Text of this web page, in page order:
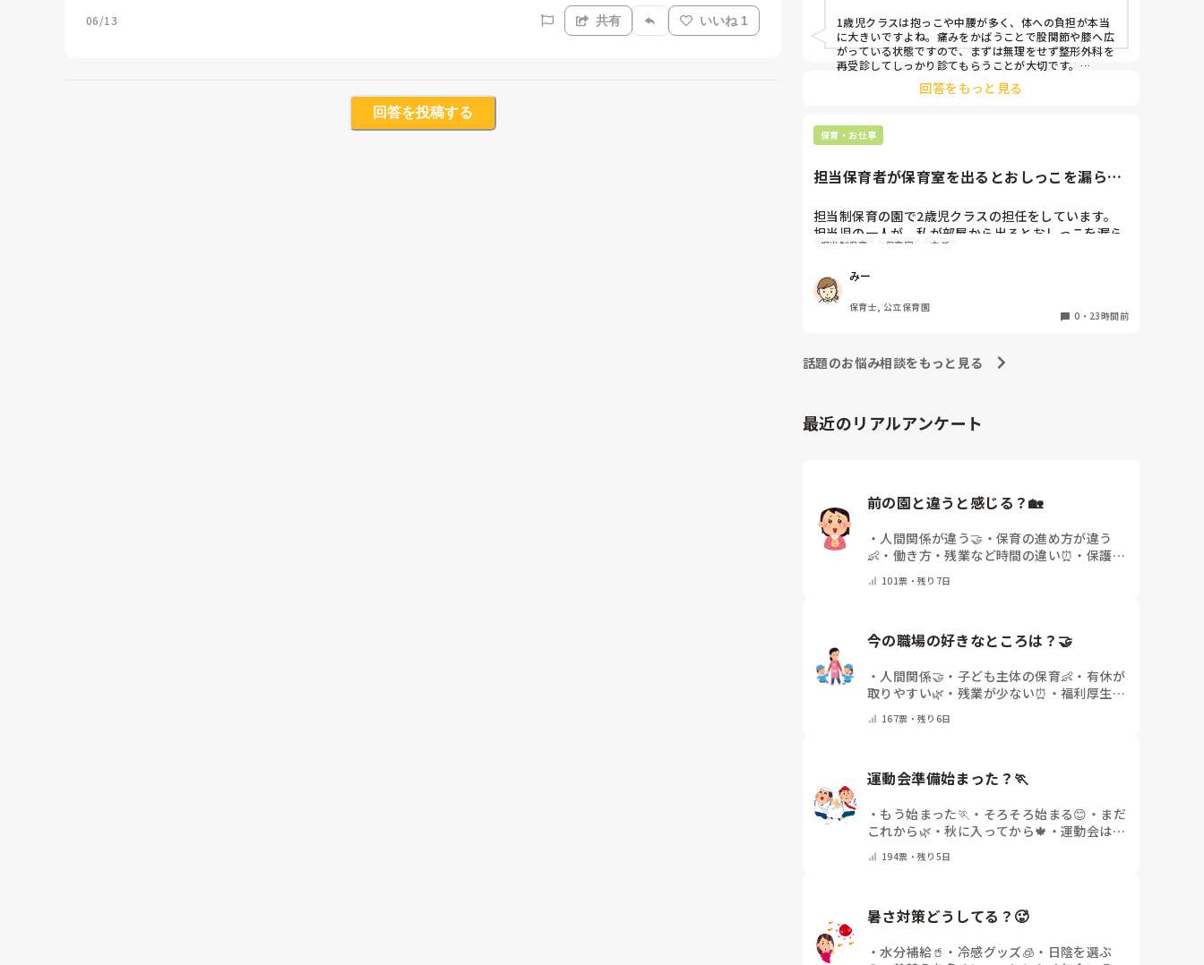
06/13 共有 いいね 1
回答を投稿する
通院して、コルセット、湿布、痛み止め、電気などで
１週間乗り切ったら
週末には、左が痛みだし、これも痛み止めや湿布で抑
えて仕事をしていたら、
股関節、お尻、太もも、膝まで来はじめてしまいまし
ます。
立ち続けると、腰や股関節にきます。
自転車通勤ですが、それも、膝や太ももに痛みが来始
めました。
今は８月。
１週間休んでいます。
家でもやることはあります。
日常生活すら支障をきたすほどになりました。
なので、子ども椅子程度の高さの踏み台に座って、試
してみました。
きます。
立ち上がる時には、膝や太ももが固まり痛みが……
腰痛、膝痛お持ちの方は、どの程度の痛みで働かれて
いるのでしょうか。
けましたし…
今回は、今少し治まっている痛みがぶり返したどうし
ようという思いもあり、ちょっと無理かも…と思い始
めています。
り、怖くて行けていません。
1歳児クラスは抱っこや中腰が多く、体への負担が本当
に大きいですよね。痛みをかばうことで股関節や膝へ広
がっている状態ですので、まずは無理をせず整形外科を
再受診してしっかり診てもらうことが大切です。
現場復帰の際は、床での立ち座りを避けるために低い椅
子を活用したり、抱っこや重い作業は周囲の先生に相談
に、しっかり休んでくださいね。
回答をもっと見る
保育・お仕事
担当保育者が保育室を出るとおしっこを漏らす
担当制保育の園で2歳児クラスの担任をしています。
担当児の一人が、私が部屋から出るとおしっこを漏ら
すようになりました。
ます。4月から私への執着が強かったのですが、特に
寝かしつけの時に私がそばに行かないと繰り返し大き
い声で呼んだり私が寝かしつけしている子にちょっか
パンツで寝れる子が増えてきて、寝かしつけの時にト
しかし寝かしつけに入る前にトイレでしっかり排尿し
ているので、その子には待っててねといい外に出てい
を引こうとしているように見えると言われました。
日頃からそのことの関わりはしっかり持てるように意
識はしていますが…
今後どのように関わっていけばいいのか悩んでいま
担当制保育 保育室 主任
みー
保育士, 公立保育園
0 ・ 23時間前
話題のお悩み相談をもっと見る
最近のリアルアンケート
前の園と違うと感じる？🏡
・ 人間関係が違う🤝 ・ 保育の進め方が違う
👶 ・ 働き方・残業など時間の違い⏰ ・ 保護者
し ・その他(コメントで教えてください)
101票・残り7日
・ 人間関係🤝 ・ 子ども主体の保育👶 ・ 有休が
取りやすい🌿 ・ 残業が少ない⏰ ・ 福利厚生・
167票・残り6日
運動会準備始まった？🏃
・ もう始まった🏃 ・ そろそろ始まる😊 ・ まだ
これから🌿 ・秋に入ってから🍁 ・ 運動会はな
ください)
194票・残り5日
暑さ対策どうしてる？🥵
・水分補給🥤 ・ 冷感グッズ🧊 ・ 日陰を選ぶ